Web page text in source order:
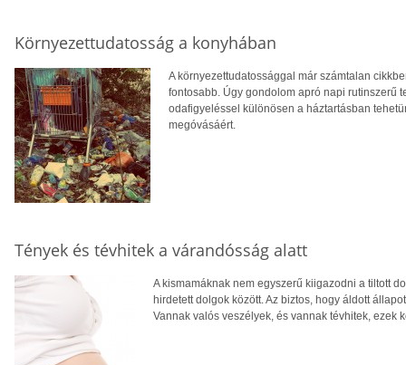
Környezettudatosság a konyhában
A környezettudatossággal már számtalan
fontosabb. Úgy gondolom apró napi rutinszerű
odafigyeléssel különösen a háztartásban
megóvásáért.
Tények és tévhitek a várandósság alatt
A kismamáknak nem egyszerű kiigazodni a tiltott
hirdetett dolgok között. Az biztos, hogy áldott
Vannak valós veszélyek, és vannak tévhitek, ezek